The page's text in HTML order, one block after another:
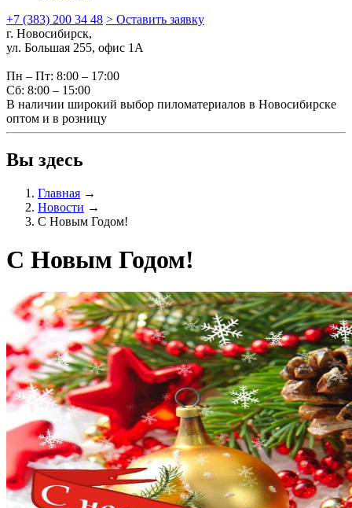
+7 (383) 200 34 48 > Оставить заявку
г. Новосибирск,
ул. Большая 255, офис 1А
Пн – Пт: 8:00 – 17:00
Сб: 8:00 – 15:00
В наличии широкий выбор пиломатериалов в Новосибирске
оптом и в розницу
Вы здесь
Главная →
Новости →
С Новым Годом!
С Новым Годом!